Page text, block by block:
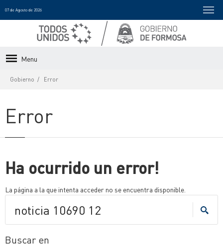
07 de Agosto de 2026
Menu
Gobierno Error
Error
Ha ocurrido un error!
La página a la que intenta acceder no se encuentra disponible.
Buscar en